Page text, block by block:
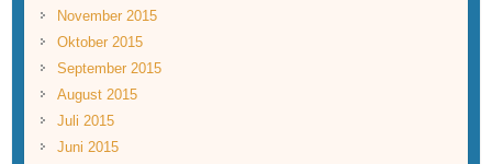
November 2015
Oktober 2015
September 2015
August 2015
Juli 2015
Juni 2015